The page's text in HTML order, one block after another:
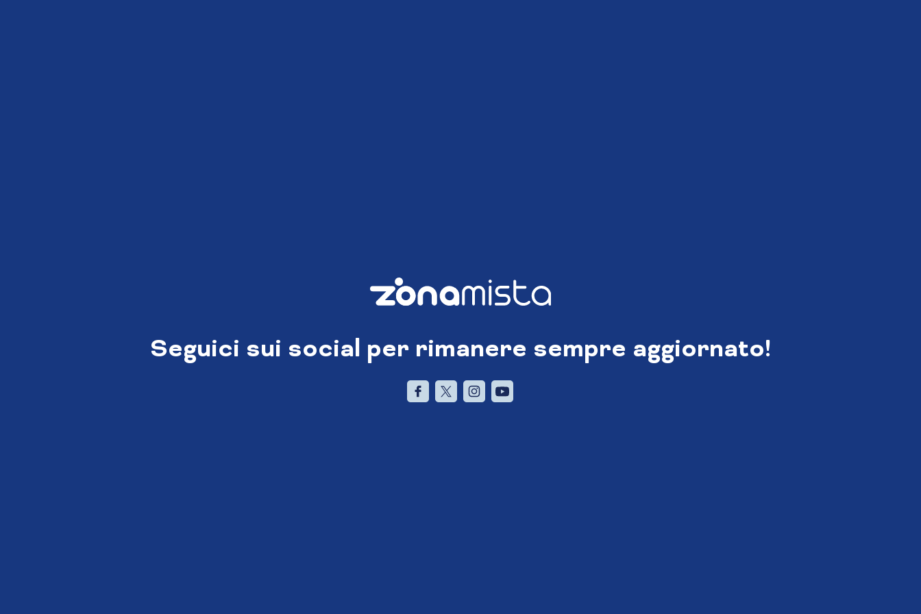
Seguici sui social per rimanere sempre aggiornato!